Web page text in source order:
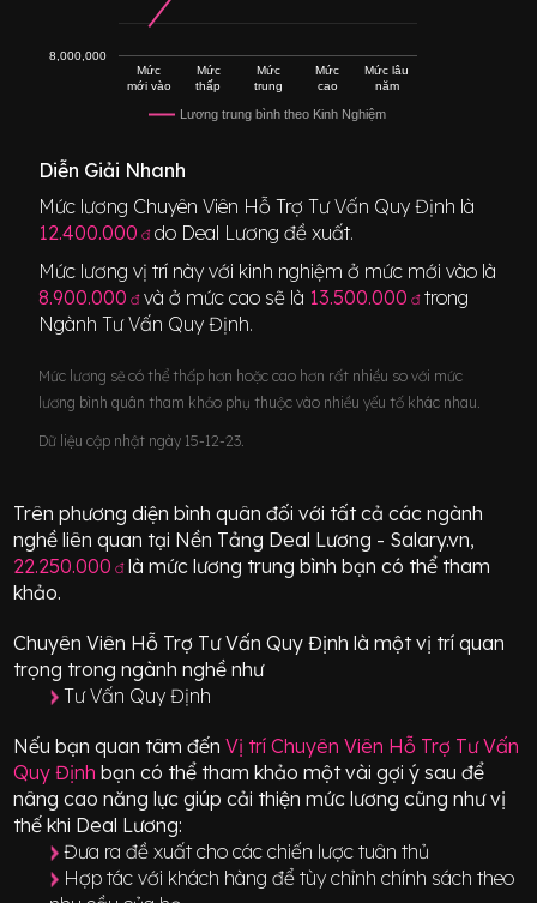
Lương trung bình theo Kinh Nghiệm
Mức
mới vào
Mức
thấp
Mức
trung
Mức
cao
Mức lâu
năm
8,000,000
Diễn Giải Nhanh
Mức lương Chuyên Viên Hỗ Trợ Tư Vấn Quy Định là
12.400.000 đdo Deal Lương đề xuất.
Mức lương vị trí này với kinh nghiệm ở mức mới vào là
8.900.000 đ và ở mức cao sẽ là 13.500.000 đ trong
NgànhTư Vấn Quy Định.
Mức lương sẽ có thể thấp hơn hoặc cao hơn rất nhiều so với mức
lương bình quân tham khảo phụ thuộc vào nhiều yếu tố khác nhau.
Dữ liệu cập nhật ngày 15-12-23.
Trên phương diện bình quân đối với tất cả các ngành
nghề liên quan tại Nền Tảng Deal Lương - Salary.vn,
22.250.000 đlà mức lương trung bình bạn có thể tham
khảo.
Chuyên Viên Hỗ Trợ Tư Vấn Quy Định là một vị tríquan
trọng trong ngành nghề như
Tư Vấn Quy Định
Nếu bạn quan tâm đến Vị tríChuyên Viên Hỗ Trợ Tư Vấn
Quy Định bạn có thể tham khảo một vài gợi ý sau để
nâng cao năng lực giúp cải thiện mức lương cũng như vị
thế khi Deal Lương:
Đưa ra đề xuất cho các chiến lược tuân thủ
Hợp tác với khách hàng để tùy chỉnh chính sách theo